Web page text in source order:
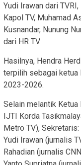
Yudi Irawan dari
Kapol TV, Muhamad
Kusnandar, Nunung
dari HR TV.
Hasilnya, Hendra
terpilih sebagai ketua
2023-2026.
Selain melantik Ketua
IJTI Korda
Metro TV), Sekretaris:
Yudi Irawan (jurnalis
Rahadian (jurnalis